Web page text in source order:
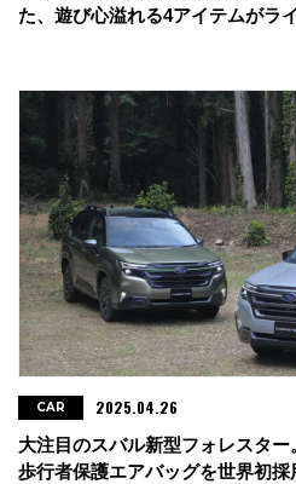
た、遊び心溢れる4アイテムがラ
大注目のスバル新型フォレスタ
歩行者保護エアバッグを世界初採
CAR 2025.04.26